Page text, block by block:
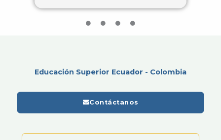
Educación Superior Ecuador - Colombia
Contáctanos